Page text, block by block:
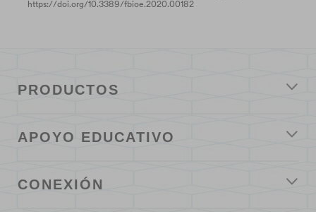
https://doi.org/10.3389/fbioe.2020.00182
PRODUCTOS
APOYO EDUCATIVO
CONEXIÓN